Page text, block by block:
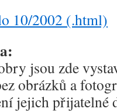
10/2002 (.html)
jsou zde
obrázků a
jejich přijatelné